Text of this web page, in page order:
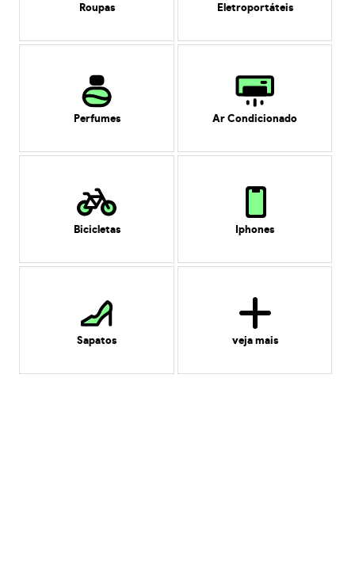
Roupas Eletroportáteis
Perfumes Ar Condicionado
Bicicletas Iphones
Sapatos veja mais